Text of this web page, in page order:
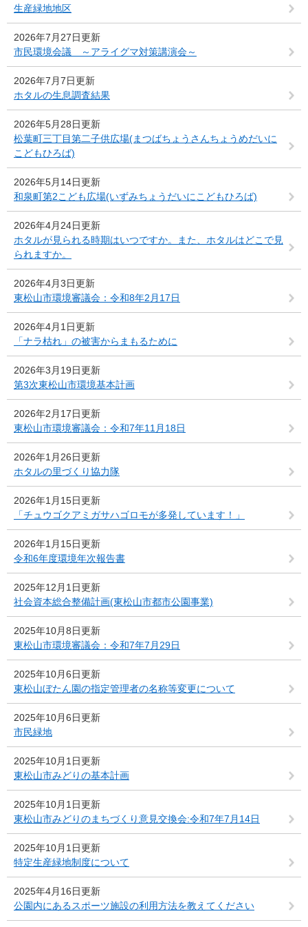
生産緑地地区
2026年7月27日更新
市民環境会議 ～アライグマ対策講演会～
2026年7月7日更新
ホタルの生息調査結果
2026年5月28日更新
松葉町三丁目第二子供広場(まつばちょうさんちょうめだいに
こどもひろば)
2026年5月14日更新
和泉町第2こども広場(いずみちょうだいにこどもひろば)
2026年4月24日更新
ホタルが見られる時期はいつですか。また、ホタルはどこで見
られますか。
2026年4月3日更新
東松山市環境審議会：令和8年2月17日
2026年4月1日更新
「ナラ枯れ」の被害からまもるために
2026年3月19日更新
第3次東松山市環境基本計画
2026年2月17日更新
東松山市環境審議会：令和7年11月18日
2026年1月26日更新
ホタルの里づくり協力隊
2026年1月15日更新
「チュウゴクアミガサハゴロモが多発しています！」
2026年1月15日更新
令和6年度環境年次報告書
2025年12月1日更新
社会資本総合整備計画(東松山市都市公園事業)
2025年10月8日更新
東松山市環境審議会：令和7年7月29日
2025年10月6日更新
東松山ぼたん園の指定管理者の名称等変更について
2025年10月6日更新
市民緑地
2025年10月1日更新
東松山市みどりの基本計画
2025年10月1日更新
東松山市みどりのまちづくり意見交換会:令和7年7月14日
2025年10月1日更新
特定生産緑地制度について
2025年4月16日更新
公園内にあるスポーツ施設の利用方法を教えてください